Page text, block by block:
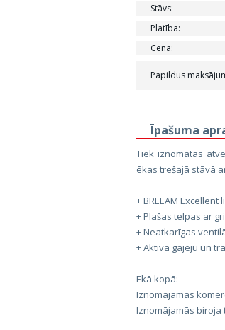
Stāvs:
Platība:
Cena:
Papildus
Īpašuma
Tiek iznomātas
ēkas trešajā stāvā
+ BREEAM
+ Plašas telpas ar
+ Neatkarīgas
+ Aktīva gājēju un
Ēkā kopā:
Iznomājamās
Iznomājamās biroja